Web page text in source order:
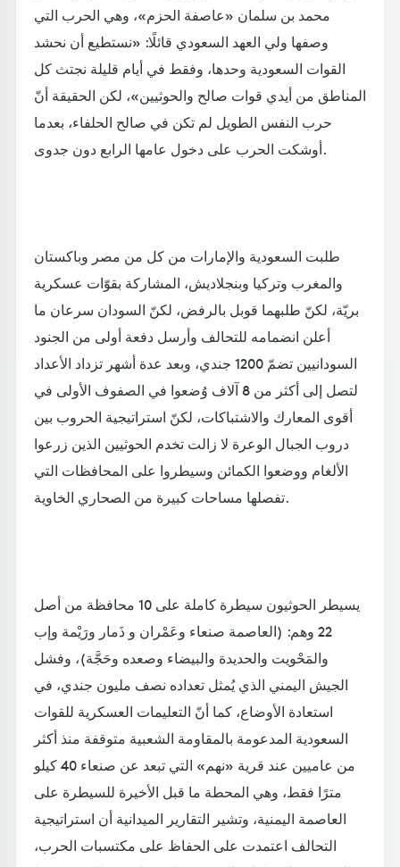
محمد بن سلمان «عاصفة الحزم»، وهي الحرب التي
وصفها ولي العهد السعودي قائلًا: «نستطيع أن نحشد
القوات السعودية وحدها، وفقط في أيام قليلة نجتث كل
المناطق من أيدي قوات صالح والحوثيين»، لكن الحقيقة أنّ
حرب النفس الطويل لم تكن في صالح الحلفاء، بعدما
أوشكت الحرب على دخول عامها الرابع دون جدوى.
طلبت السعودية والإمارات من كل من مصر وباكستان
والمغرب وتركيا وبنجلاديش، المشاركة بقوّات عسكرية
بريّة، لكنّ طلبهما قوبل بالرفض، لكنّ السودان سرعان ما
أعلن انضمامه للتحالف وأرسل دفعة أولى من الجنود
السودانيين تضمّ 1200 جندي، وبعد عدة أشهر تزداد الأعداد
لتصل إلى أكثر من 8 آلاف وُضعوا في الصفوف الأولى في
أقوى المعارك والاشتباكات، لكنّ استراتيجية الحروب بين
دروب الجبال الوعرة لا زالت تخدم الحوثيين الذين زرعوا
الألغام ووضعوا الكمائن وسيطروا على المحافظات التي
تفصلها مساحات كبيرة من الصحاري الخاوية.
يسيطر الحوثيون سيطرة كاملة على 10 محافظة من أصل
22 وهم: (العاصمة صنعاء وعَمْران و ذَمار ورَيْمة وإب
والمَحْويت والحديدة والبيضاء وصعده وحَجَّة)، وفشل
الجيش اليمني الذي يُمثل تعداده نصف مليون جندي، في
استعادة الأوضاع، كما أنّ التعليمات العسكرية للقوات
السعودية المدعومة بالمقاومة الشعبية متوقفة منذ أكثر
من عاميين عند قرية «نهم» التي تبعد عن صنعاء 40 كيلو
مترًا فقط، وهي المحطة ما قبل الأخيرة للسيطرة على
العاصمة اليمنية، وتشير التقارير الميدانية أن استراتيجية
التحالف اعتمدت على الحفاظ على مكتسبات الحرب،